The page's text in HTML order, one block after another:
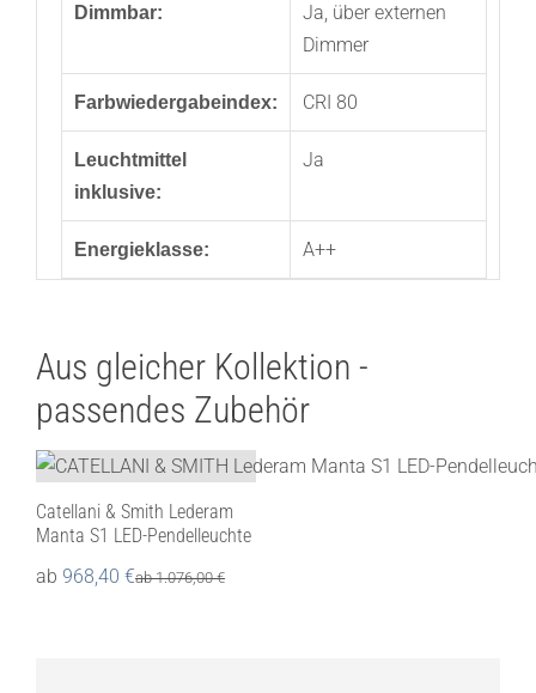
Dimmbar:
Ja, über externen
Dimmer
Farbwiedergabeindex: CRI 80
Leuchtmittel
inklusive:
Ja
Energieklasse: A++
Aus gleicher Kollektion -
passendes Zubehör
Catellani & Smith Lederam
Manta S1 LED-Pendelleuchte
ab 968,40 €ab1.076,00€